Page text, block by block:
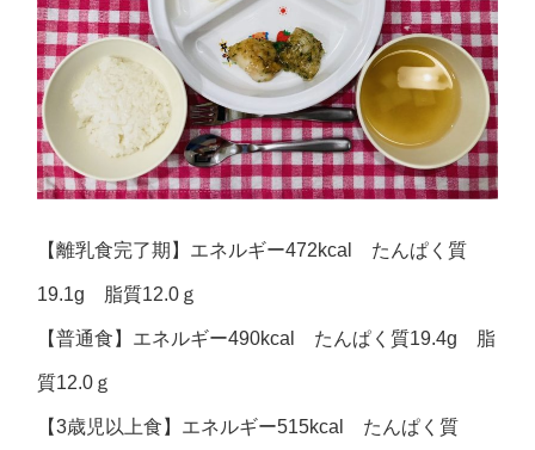
【離乳食完了期】エネルギー472kcal たんぱく質
19.1g 脂質12.0ｇ
【普通食】エネルギー490kcal たんぱく質19.4g 脂
質12.0ｇ
【3歳児以上食】エネルギー515kcal たんぱく質